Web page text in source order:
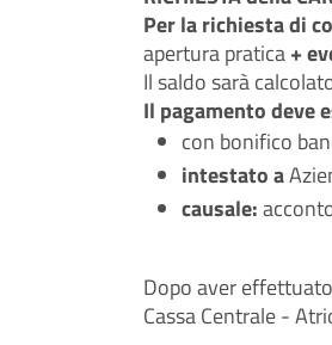
Per la richiesta di
apertura pratica+
Il saldo sarà
Il pagamento deve
con bonifico
intestato a
causale:
Dopo aver
Cassa Centrale -